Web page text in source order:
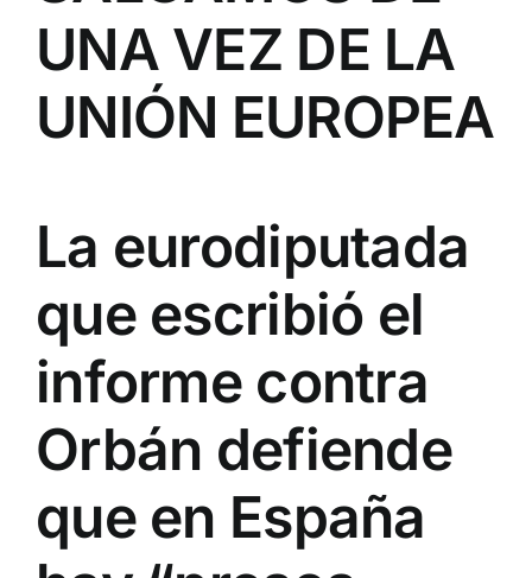
UNA VEZ DE LA
UNIÓN EUROPEA
La eurodiputada
que escribió el
informe contra
Orbán defiende
que en España